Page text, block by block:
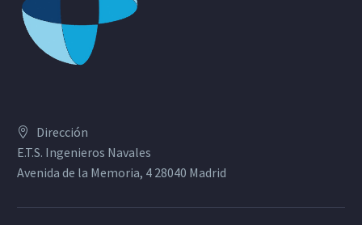
Dirección
E.T.S. Ingenieros Navales
Avenida de la Memoria, 4 28040 Madrid